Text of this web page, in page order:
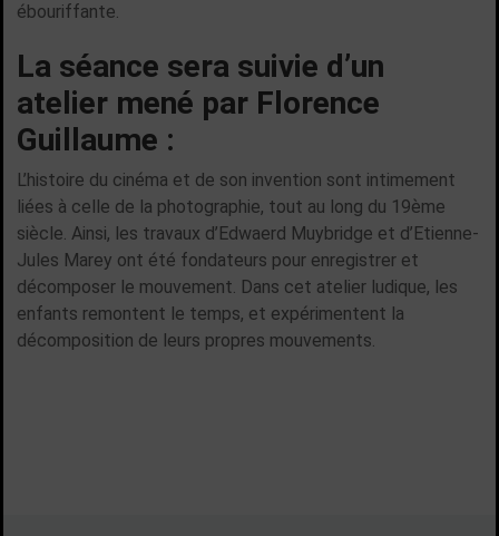
ébouriffante.
La séance sera suivie d’un
atelier mené par Florence
Guillaume :
L’histoire du cinéma et de son invention sont intimement
liées à celle de la photographie, tout au long du 19ème
siècle. Ainsi, les travaux d’Edwaerd Muybridge et d’Etienne-
Jules Marey ont été fondateurs pour enregistrer et
décomposer le mouvement. Dans cet atelier ludique, les
enfants remontent le temps, et expérimentent la
décomposition de leurs propres mouvements.